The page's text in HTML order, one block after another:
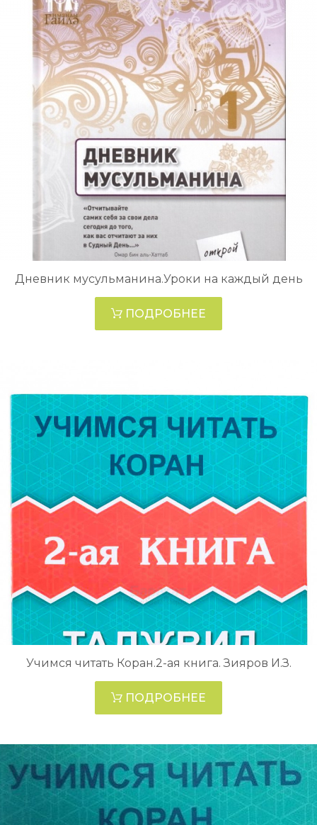
Дневник мусульманина.Уроки на каждый день
ПОДРОБНЕЕ
Учимся читать Коран.2-ая книга. Зияров И.З.
ПОДРОБНЕЕ